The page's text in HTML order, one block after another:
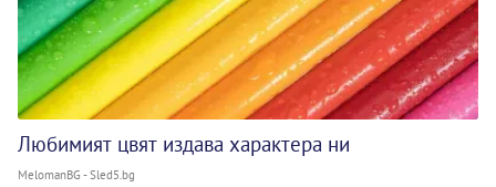
Любимият цвят издава характера ни
MelomanBG - Sled5.bg